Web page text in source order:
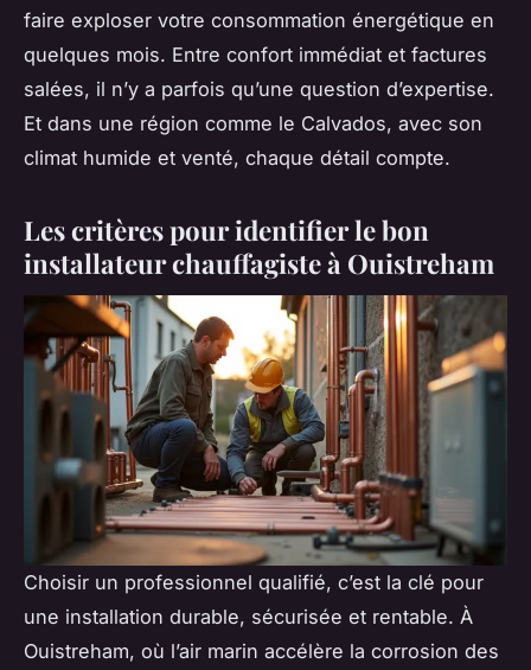
faire exploser votre consommation énergétique en
quelques mois. Entre confort immédiat et factures
salées, il n’y a parfois qu’une question d’expertise.
Et dans une région comme le Calvados, avec son
climat humide et venté, chaque détail compte.
Les critères pour identifier le bon
installateur chauffagiste à Ouistreham
Choisir un professionnel qualifié, c’est la clé pour
une installation durable, sécurisée et rentable. À
Ouistreham, où l’air marin accélère la corrosion des